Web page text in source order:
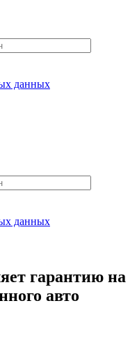
данных
данных
гарантию на
авто